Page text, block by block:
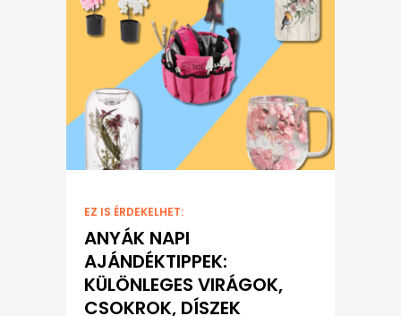
EZ IS ÉRDEKELHET:
ANYÁK NAPI
AJÁNDÉKTIPPEK:
KÜLÖNLEGES VIRÁGOK,
CSOKROK, DÍSZEK